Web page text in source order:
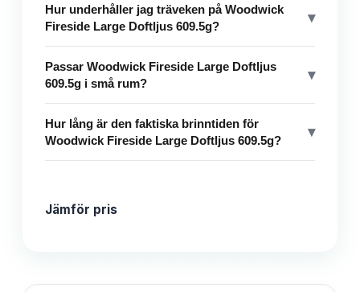
Hur underhåller jag träveken på Woodwick
Fireside Large Doftljus 609.5g?
▾
Passar Woodwick Fireside Large Doftljus
609.5g i små rum?
▾
Hur lång är den faktiska brinntiden för
Woodwick Fireside Large Doftljus 609.5g?
▾
Jämför pris